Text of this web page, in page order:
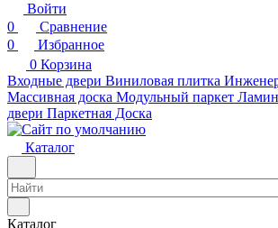
Войти
0
Сравнение
0
Избранное
0 Корзина
Входные двери Виниловая плитка
Массивная доска Модульный паркет
двери Паркетная Доска
Каталог
Каталог